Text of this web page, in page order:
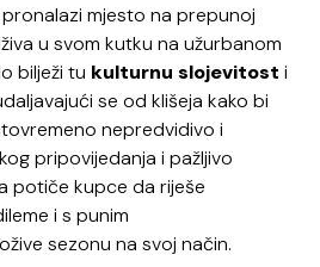
mjesto na prepunoj
u svom kutku na užurbanom
bilježi tu kulturnu slojevitost i
se od klišeja kako bi
nepredvidivo i
pripovijedanja i pažljivo
potiče kupce da riješe
i s punim
sezonu na svoj način.